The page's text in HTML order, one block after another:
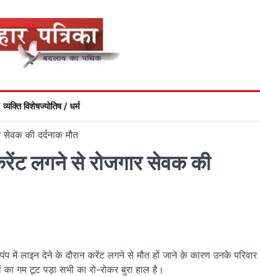
विशेषज्योतिष / धर्म
की दर्दनाक मौत
लगने से रोजगार सेवक की
में लाइन देने के दौरान करेंट लगने से मौत हों जाने क़े कारण उनके परिवार
गम टूट पड़ा सभी का रो-रोकर बुरा हाल है।